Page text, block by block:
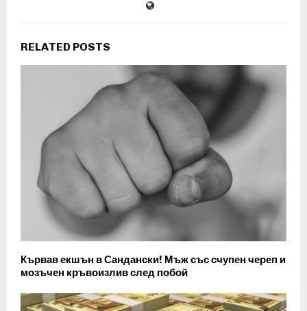
RELATED POSTS
Кървав екшън в Сандански! Мъж със счупен череп и
мозъчен кръвоизлив след побой